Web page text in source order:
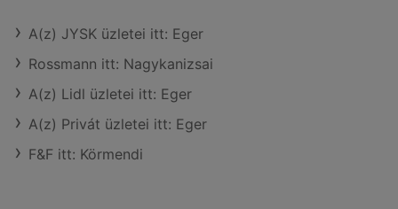
A(z) JYSK üzletei itt: Eger
Rossmann itt: Nagykanizsai
A(z) Lidl üzletei itt: Eger
A(z) Privát üzletei itt: Eger
F&F itt: Körmendi